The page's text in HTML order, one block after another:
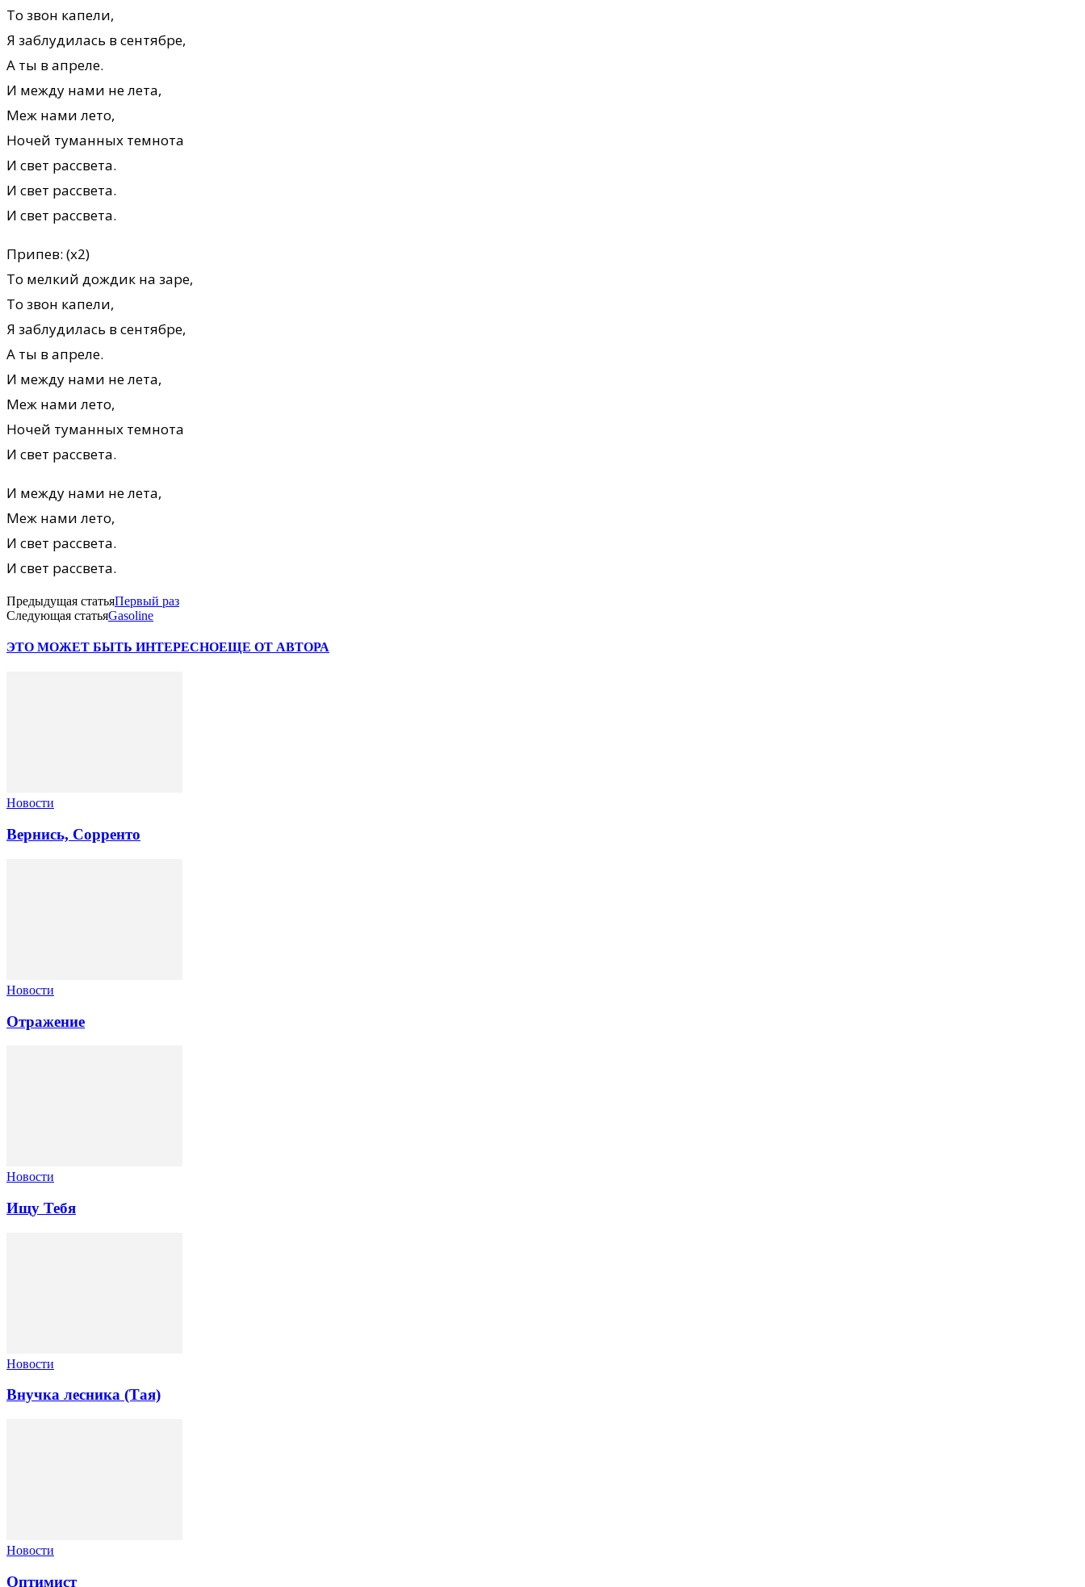
То звон капели,
Я заблудилась в сентябре,
А ты в апреле.
И между нами не лета,
Меж нами лето,
Ночей туманных темнота
И свет рассвета.
И свет рассвета.
И свет рассвета.
Припев: (х2)
То мелкий дождик на заре,
То звон капели,
Я заблудилась в сентябре,
А ты в апреле.
И между нами не лета,
Меж нами лето,
Ночей туманных темнота
И свет рассвета.
И между нами не лета,
Меж нами лето,
И свет рассвета.
И свет рассвета.
Предыдущая статьяПервый раз
Следующая статьяGasoline
ЭТО МОЖЕТ БЫТЬ ИНТЕРЕСНОЕЩЕ ОТ АВТОРА
Новости
Вернись, Сорренто
Новости
Отражение
Новости
Ищу Тебя
Новости
Внучка лесника (Тая)
Новости
Оптимист